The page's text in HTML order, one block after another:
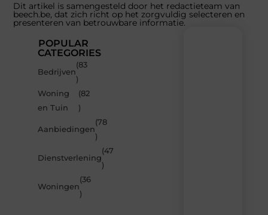
Dit artikel is samengesteld door het redactieteam van
beech.be, dat zich richt op het zorgvuldig selecteren en
presenteren van betrouwbare informatie.
POPULAR
CATEGORIES
Bedrijven
(83
)
Woning
en Tuin
(82
)
Aanbiedingen
(78
)
Dienstverlening
(47
)
Woningen
(36
)